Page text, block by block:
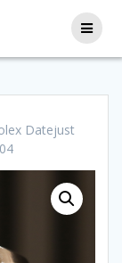
Datejust